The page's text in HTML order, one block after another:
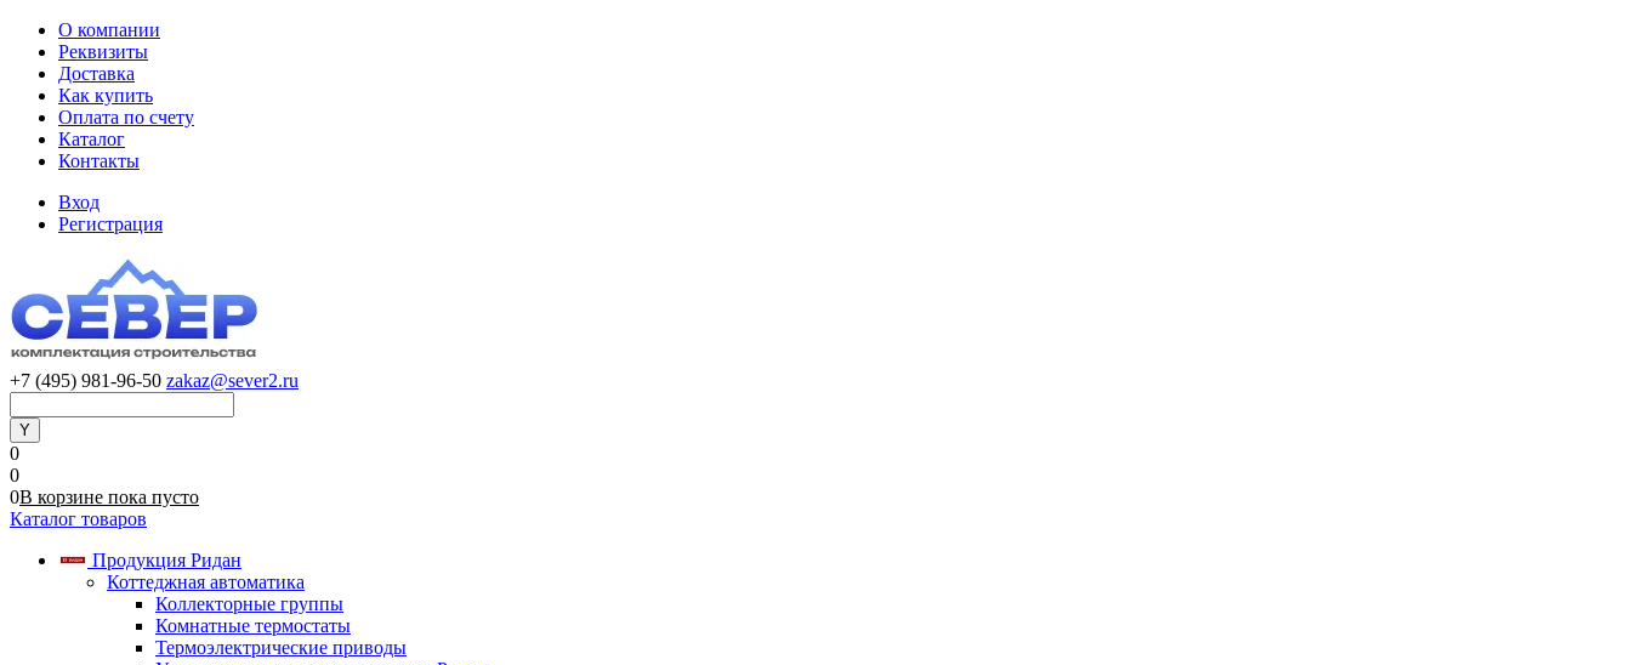
О компании
Реквизиты
Доставка
Как купить
Оплата по счету
Каталог
Контакты
Вход
Регистрация
+7 (495) 981-96-50 zakaz@sever2.ru
0
0
0В корзине пока пусто
Каталог товаров
Продукция Ридан
Коттеджная автоматика
Коллекторные группы
Комнатные термостаты
Термоэлектрические приводы